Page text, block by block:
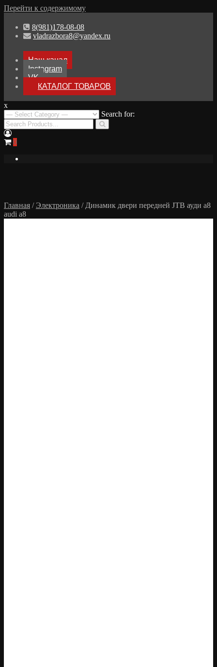
Перейти к содержимому
8(981)178-08-08
vladrazbora8@yandex.ru
Наш канал
Instagram
VK
КАТАЛОГ ТОВАРОВ
Разбор Ауди А8
Разборка Audi A8 D3
x
Search for:
0
Главная / Электроника / Динамик двери передней JTB ауди а8
audi a8